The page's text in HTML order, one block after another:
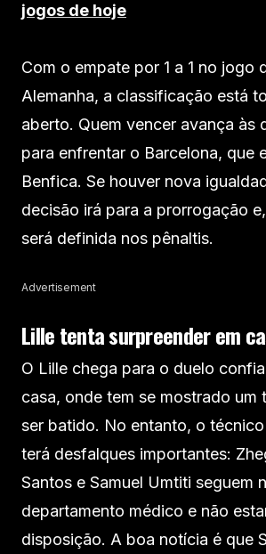
jogos de hoje
Com o empate por 1 a 1 no jogo
Alemanha, a classificação está
aberto. Quem vencer avança às
para enfrentar o Barcelona, que
Benfica. Se houver nova
decisão irá para a prorrogação
será definida nos pênaltis.
Advertisement
Lille tenta surpreender em
O Lille chega para o duelo
casa, onde tem se mostrado um
ser batido. No entanto, o técnico
terá desfalques importantes:
Santos e Samuel Umtiti seguem
departamento médico e não
disposição. A boa notícia é que